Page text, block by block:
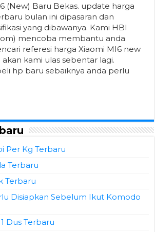
(New) Baru Bekas. update harga
bulan ini dipasaran dan
yang dibawanya. Kami HBI
mencoba membantu anda
referesi harga Xiaomi MI6 new
kami ulas sebentar lagi.
hp baru sebaiknya anda perlu
Per Kg Terbaru
Terbaru
Terbaru
Disiapkan Sebelum Ikut Komodo
Dus Terbaru